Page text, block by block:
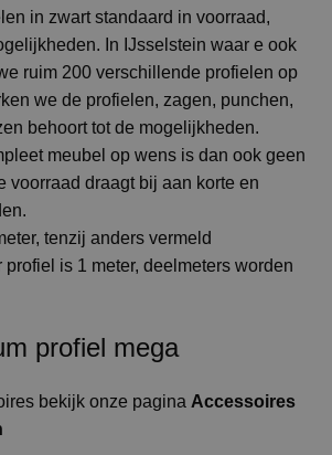
in zwart standaard in voorraad,
In IJsselstein waar e ook
ruim 200 verschillende profielen op
we de profielen, zagen, punchen,
behoort tot de mogelijkheden.
meubel op wens is dan ook geen
voorraad draagt bij aan korte en
tenzij anders vermeld
profiel is 1 meter, deelmeters worden
profiel mega
bekijk onze pagina Accessoires